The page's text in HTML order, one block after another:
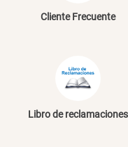
Cliente Frecuente
Libro de reclamaciones